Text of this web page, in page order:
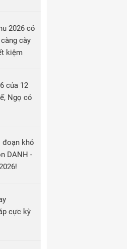
2026 có
cày
kiệm
của 12
Ngọ có
đoạn khó
DANH -
cực kỳ